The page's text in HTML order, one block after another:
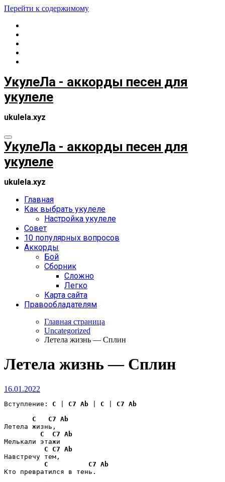
Перейти к содержимому
УкулеЛа - аккорды песен для
укулеле
ukulela.xyz
УкулеЛа - аккорды песен для
укулеле
ukulela.xyz
Главная
Как выбрать укулеле
Настройка укулеле
Совет
10 популярных вопросов
Аккорды
Бой
Сборник
Сложно
Легко
Карта сайта
Правообладателям
Главная страница
Uncategorized
Летела жизнь — Сплин
Летела жизнь — Сплин
16.01.2022
Вступление: C C7 Ab C C7 Ab
C
C7 Ab
Летела жизнь,
C
C7 Ab
Мелькали этажи
C
C7 Ab
Навстречу тем,
C
C7 Ab
Кто превратился в тень.